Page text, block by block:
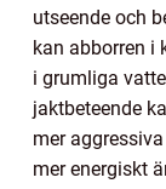
utseende och
kan abborren i
i grumliga
jaktbeteende
mer
mer energiskt